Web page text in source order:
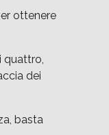
ottenere
quattro,
dei
basta